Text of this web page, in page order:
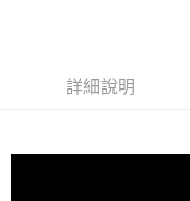
【關於「AFTEE先享後付」】
AFTEE先享後付是「在收
２．便利：只要手機號碼，
ATM付款詳細說明